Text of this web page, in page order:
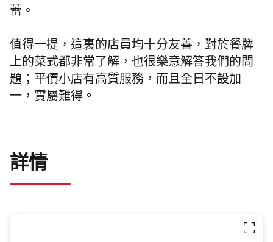
蕾。
值得一提，這裏的店員均十分友善，對於餐牌
上的菜式都非常了解，也很樂意解答我們的問
題；平價小店有高質服務，而且全日不設加
一，實屬難得。
詳情